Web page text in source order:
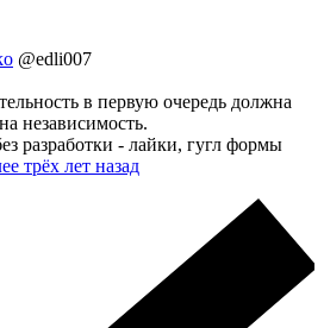
@edli007
в первую очередь должна
независимость.
разработки - лайки, гугл формы
трёх лет назад